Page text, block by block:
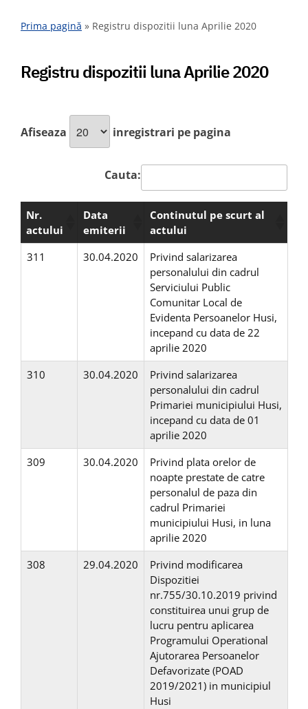
Prima pagină » Registru dispozitii luna Aprilie 2020
Registru dispozitii luna Aprilie 2020
Afiseaza inregistrari pe pagina
Cauta:
Nr.
actului
Data
emiterii
Continutul pe scurt al
actului
311
30.04.2020
Privind salarizarea
personalului din cadrul
Serviciului Public
Comunitar Local de
Evidenta Persoanelor Husi,
incepand cu data de 22
aprilie 2020
310
30.04.2020
Privind salarizarea
personalului din cadrul
Primariei municipiului Husi,
incepand cu data de 01
aprilie 2020
309
30.04.2020
Privind plata orelor de
noapte prestate de catre
personalul de paza din
cadrul Primariei
municipiului Husi, in luna
aprilie 2020
308
29.04.2020
Privind modificarea
Dispozitiei
nr.755/30.10.2019 privind
constituirea unui grup de
lucru pentru aplicarea
Programului Operational
Ajutorarea Persoanelor
Defavorizate (POAD
2019/2021) in municipiul
Husi